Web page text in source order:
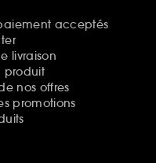
acceptés
livraison
produit
nos offres
promotions